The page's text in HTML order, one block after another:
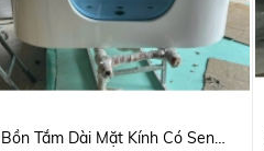
Bồn Tắm Dài Mặt Kính Có Sen